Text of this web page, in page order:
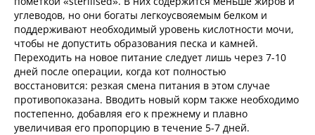
углеводов, но они богаты легкоусвояемым белком и
поддерживают необходимый уровень кислотности мочи,
чтобы не допустить образования песка и камней.
Переходить на новое питание следует лишь через 7-10
дней после операции, когда кот полностью
восстановится: резкая смена питания в этом случае
противопоказана. Вводить новый корм также необходимо
постепенно, добавляя его к прежнему и плавно
увеличивая его пропорцию в течение 5-7 дней.